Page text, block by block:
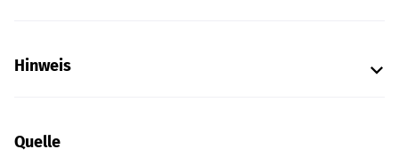
Hinweis
Quelle